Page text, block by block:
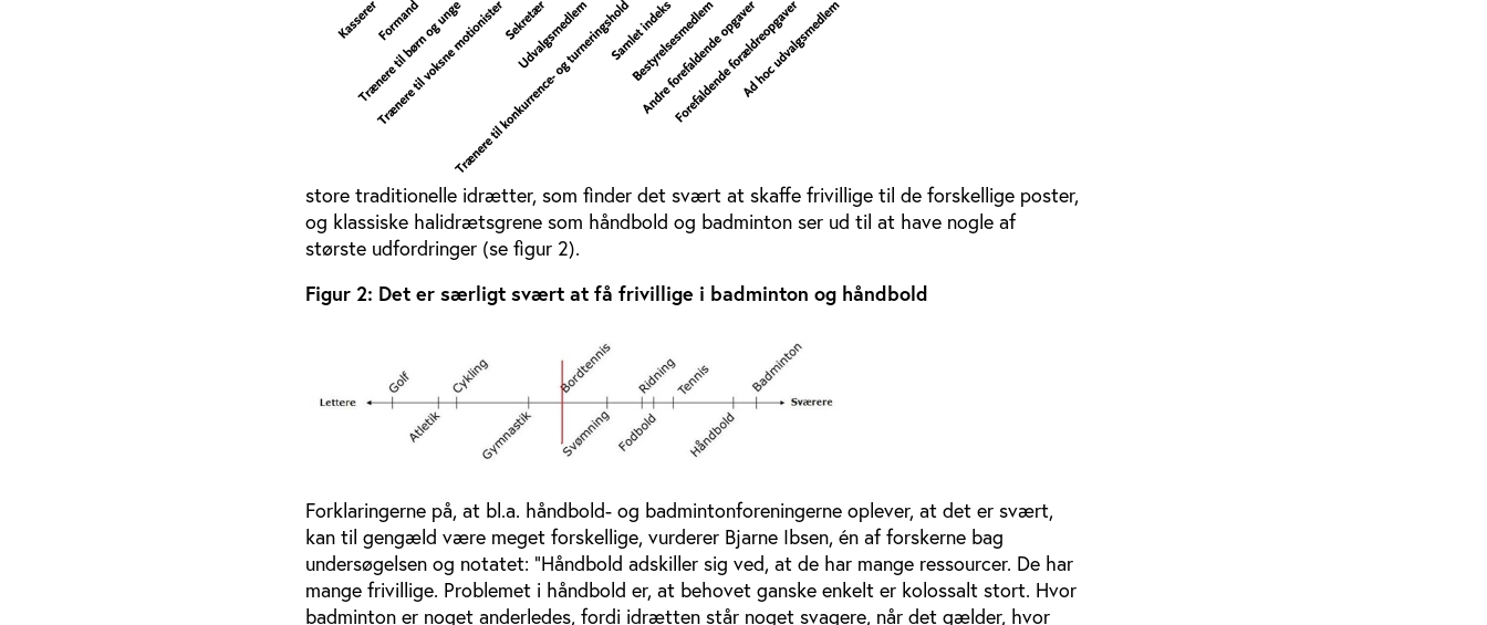
store traditionelle idrætter, som finder det svært at skaffe frivillige til de forskellige poster,
og klassiske halidrætsgrene som håndbold og badminton ser ud til at have nogle af
største udfordringer (se figur 2).
Figur 2: Det er særligt svært at få frivillige i badminton og håndbold
Forklaringerne på, at bl.a. håndbold- og badmintonforeningerne oplever, at det er svært,
kan til gengæld være meget forskellige, vurderer Bjarne Ibsen, én af forskerne bag
undersøgelsen og notatet: ”Håndbold adskiller sig ved, at de har mange ressourcer. De har
mange frivillige. Problemet i håndbold er, at behovet ganske enkelt er kolossalt stort. Hvor
badminton er noget anderledes, fordi idrætten står noget svagere, når det gælder, hvor